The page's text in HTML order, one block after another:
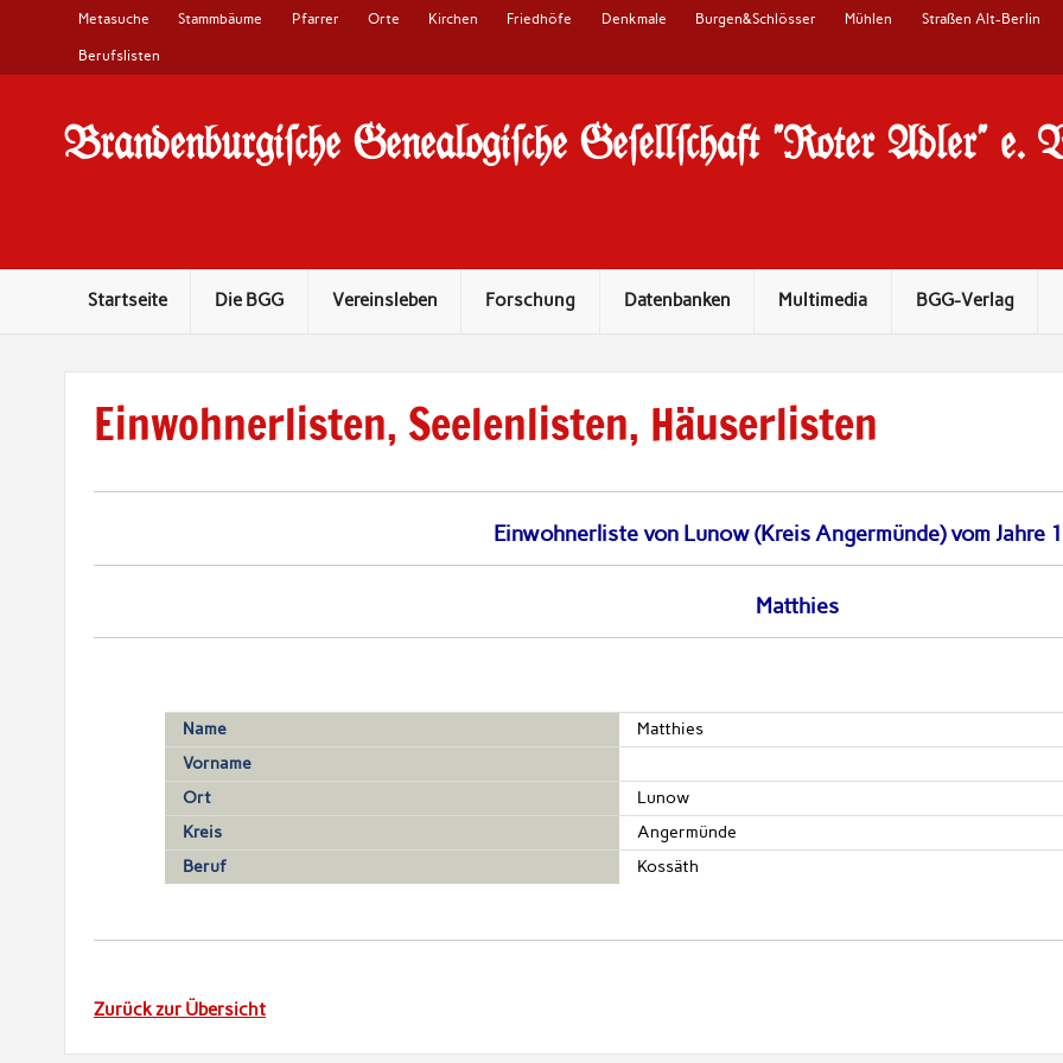
Metasuche Stammbäume Pfarrer Orte Kirchen Friedhöfe Denkmale Burgen&Schlösser Mühlen Straßen Alt-Berlin
Berufslisten
Brandenburgi#che Genealogi#che Ge#ell#chaft "Roter Adler" e.
Startseite Die BGG Vereinsleben Forschung Datenbanken Multimedia BGG-Verlag
Einwohnerlisten, Seelenlisten, Häuserlisten
Einwohnerliste von Lunow (Kreis Angermünde) vom Jahre
Matthies
Name
Matthies
Vorname
Ort
Lunow
Kreis
Angermünde
Beruf
Kossäth
Zurück zur Übersicht